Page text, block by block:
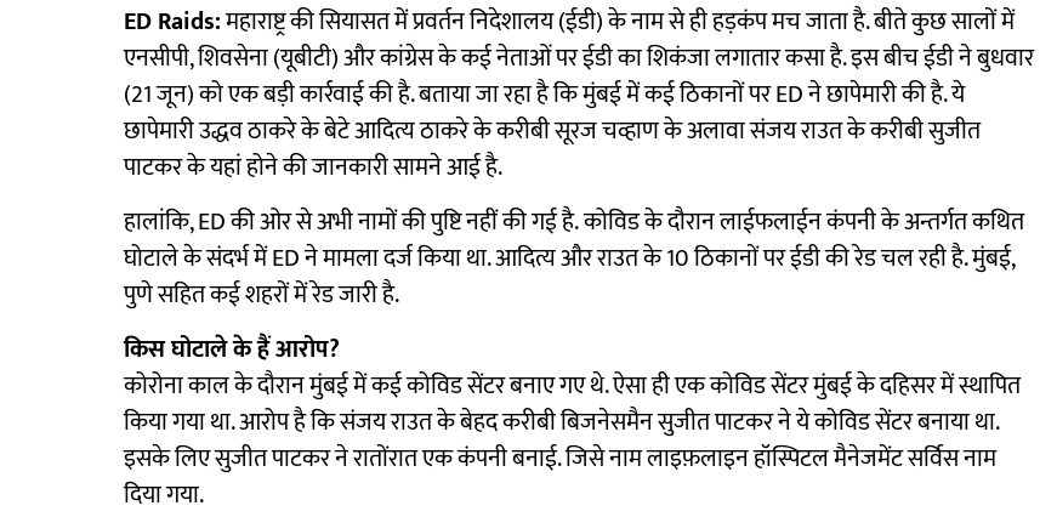
ED Raids:महाराष्ट्र की सियासत में प्रवर्तन निदेशालय (ईडी) के नाम से ही हड़कंप मच जाता है. बीते कुछ सालों में
एनसीपी, शिवसेना (यूबीटी) और कांग्रेस के कई नेताओं पर ईडी का शिकंजा लगातार कसा है. इस बीच ईडी ने बुधवार
(21 जून) को एक बड़ी कार्रवाई की है. बताया जा रहा है कि मुंबई में कई ठिकानों पर ED ने छापेमारी की है. ये
छापेमारी उद्धव ठाकरे के बेटे आदित्य ठाकरे के करीबी सूरज चव्हाण के अलावा संजय राउत के करीबी सुजीत
पाटकर के यहां होने की जानकारी सामने आई है.
हालांकि, ED की ओर से अभी नामों की पुष्टि नहीं की गई है. कोविड के दौरान लाईफलाईन कंपनी के अन्तर्गत कथित
घोटाले के संदर्भ में ED ने मामला दर्ज किया था. आदित्य और राउत के 10 ठिकानों पर ईडी की रेड चल रही है. मुंबई,
पुणे सहित कई शहरों में रेड जारी है.
किस घोटाले के हैं आरोप?
कोरोना काल के दौरान मुंबई में कई कोविड सेंटर बनाए गए थे. ऐसा ही एक कोविड सेंटर मुंबई के दहिसर में स्थापित
किया गया था. आरोप है कि संजय राउत के बेहद करीबी बिजनेसमैन सुजीत पाटकर ने ये कोविड सेंटर बनाया था.
इसके लिए सुजीत पाटकर ने रातोंरात एक कंपनी बनाई. जिसे नाम लाइफ़लाइन हॉस्पिटल मैनेजमेंट सर्विस नाम
दिया गया.